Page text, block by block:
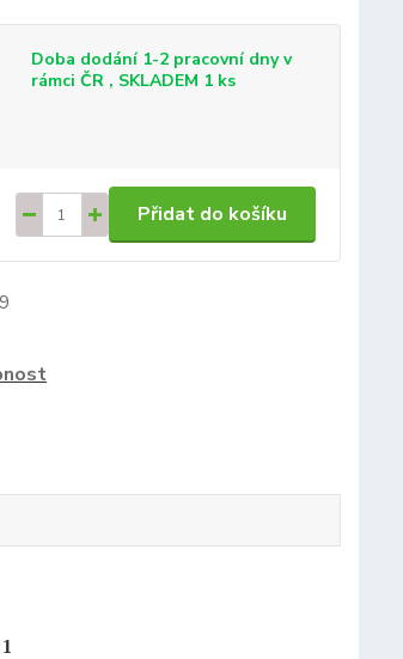
Doba dodání 1-2 pracovní dny v
rámci ČR , SKLADEM 1 ks
Přidat do košíku